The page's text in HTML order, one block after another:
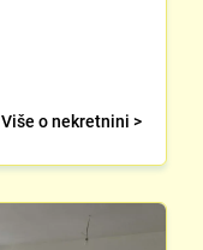
Više o nekretnini >